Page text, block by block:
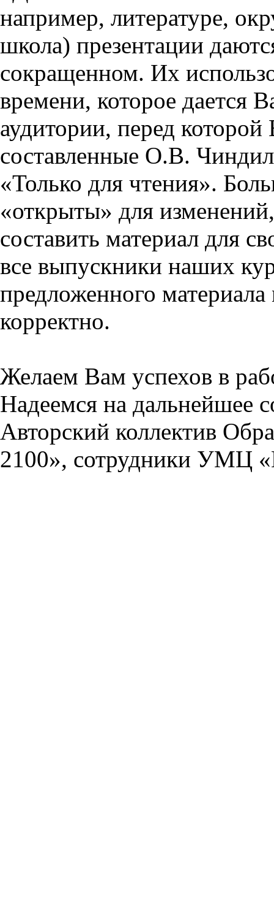
например, литературе,
школа) презентации
сокращенном. Их
времени, которое дается
аудитории, перед
составленные О.В.
«Только для чтения».
«открыты» для
составить материал для
все выпускники наших
предложенного
корректно.
Желаем Вам успехов в
Надеемся на дальнейшее
Авторский коллектив
2100», сотрудники УМЦ